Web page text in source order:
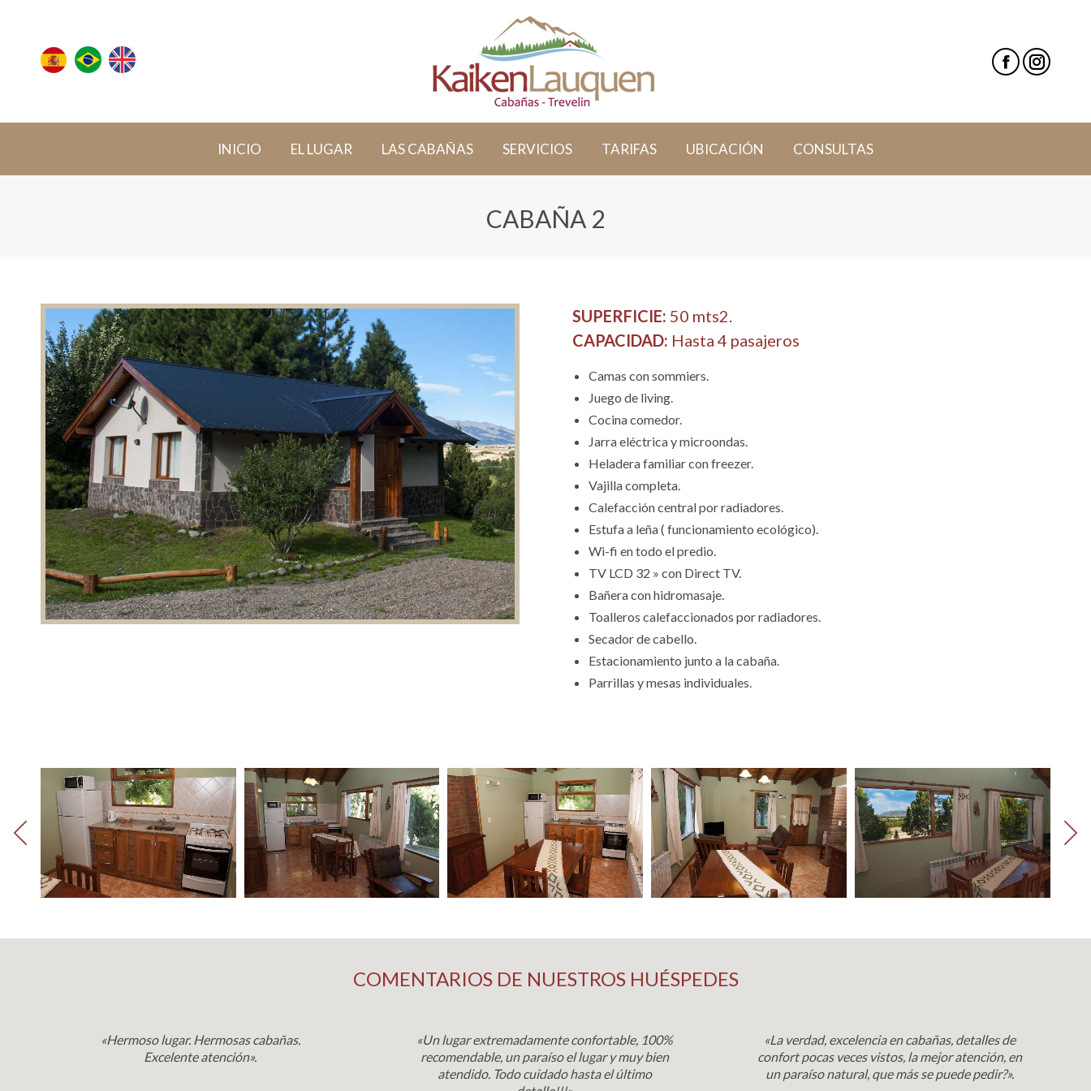
INICIO EL LUGAR LAS CABAÑAS SERVICIOS TARIFAS UBICACIÓN CONSULTAS
CABAÑA 2
SUPERFICIE: 50 mts2.
CAPACIDAD: Hasta 4 pasajeros
Camas con sommiers.
Juego de living.
Cocina comedor.
Jarra eléctrica y microondas.
Heladera familiar con freezer.
Vajilla completa.
Calefacción central por radiadores.
Estufa a leña ( funcionamiento ecológico).
Wi-fi en todo el predio.
TV LCD 32 » con Direct TV.
Bañera con hidromasaje.
Toalleros calefaccionados por radiadores.
Secador de cabello.
Estacionamiento junto a la cabaña.
Parrillas y mesas individuales.
COMENTARIOS DE NUESTROS HUÉSPEDES
«Hermoso lugar. Hermosas cabañas.
Excelente atención».
«Un lugar extremadamente confortable, 100%
recomendable, un paraíso el lugar y muy bien
atendido. Todo cuidado hasta el último
«La verdad, excelencia en cabañas, detalles de
confort pocas veces vistos, la mejor atención, en
un paraíso natural, que más se puede pedir?».